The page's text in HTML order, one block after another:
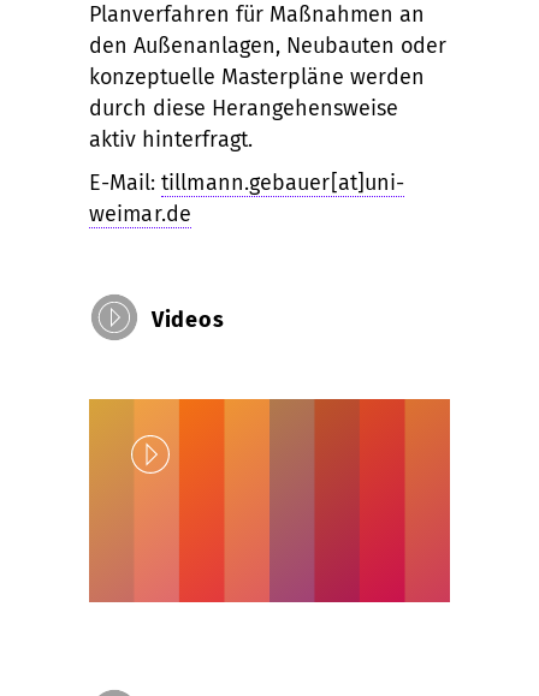
Planverfahren für Maßnahmen an
den Außenanlagen, Neubauten oder
konzeptuelle Masterpläne werden
durch diese Herangehensweise
aktiv hinterfragt.
E-Mail: tillmann.gebauer[at]uni-
weimar.de
Videos
Play